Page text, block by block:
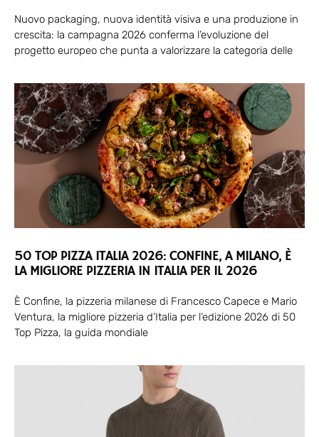
Nuovo packaging, nuova identità visiva e una produzione in
crescita: la campagna 2026 conferma l’evoluzione del
progetto europeo che punta a valorizzare la categoria delle
50 TOP PIZZA ITALIA 2026: CONFINE, A MILANO, È
LA MIGLIORE PIZZERIA IN ITALIA PER IL 2026
È Confine, la pizzeria milanese di Francesco Capece e Mario
Ventura, la migliore pizzeria d’Italia per l’edizione 2026 di 50
Top Pizza, la guida mondiale